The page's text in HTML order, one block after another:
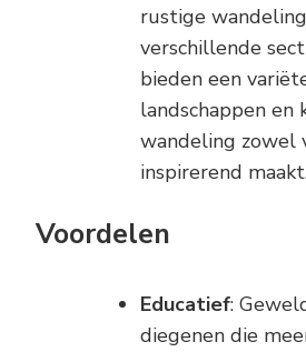
rustige
verschillende
bieden een
landschappen en
wandeling zowel
inspirerend
Voordelen
Educatief:
diegenen die